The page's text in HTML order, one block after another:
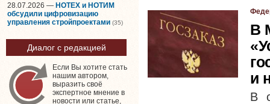
28.07.2026 — НОТЕХ и НОТИМ
обсудили цифровизацию
управления стройпроектами (35)
Диалог с редакцией
Если Вы хотите стать
нашим автором,
выразить своё
экспертное мнение в
новости или статье,
В
и
В